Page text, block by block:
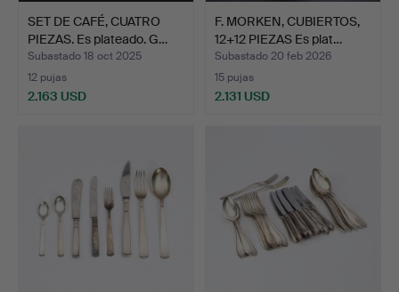
SET DE CAFÉ, CUATRO
PIEZAS. Es plateado. G…
Subastado 18 oct 2025
12 pujas
2.163 USD
F. MORKEN, CUBIERTOS,
12+12 PIEZAS Es plat…
Subastado 20 feb 2026
15 pujas
2.131 USD